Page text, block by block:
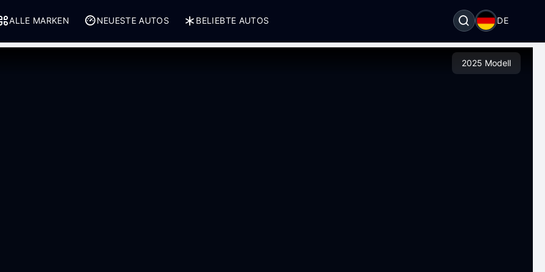
ALLE MARKEN NEUESTE AUTOS BELIEBTE AUTOS DE
2025 Modell